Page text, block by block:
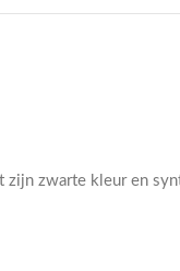
zijn zwarte kleur en